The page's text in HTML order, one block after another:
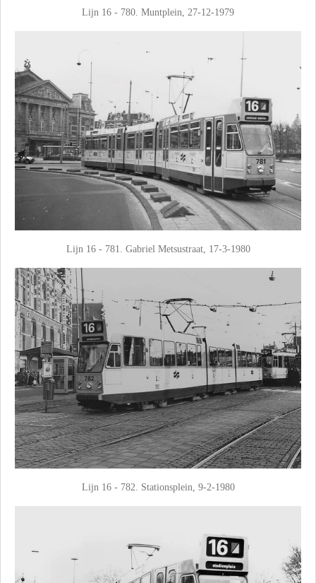
Lijn 16 - 780. Muntplein, 27-12-1979
Lijn 16 - 781. Gabriel Metsustraat, 17-3-1980
Lijn 16 - 782. Stationsplein, 9-2-1980